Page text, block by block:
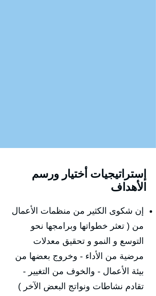
إستراتيجيات أختيار ورسم
الأهداف
إن شكوى الكثير من منظمات الأعمال
من ( تعثر خطواتها وبرامجها نحو
التوسع و النمو و تحقيق معدلات
مرضية من الأداء - وخروج بعضها من
بيئة الأعمال - والخوف من التغيير -
تقادم نشاطات ونواتج البعض الآخر )